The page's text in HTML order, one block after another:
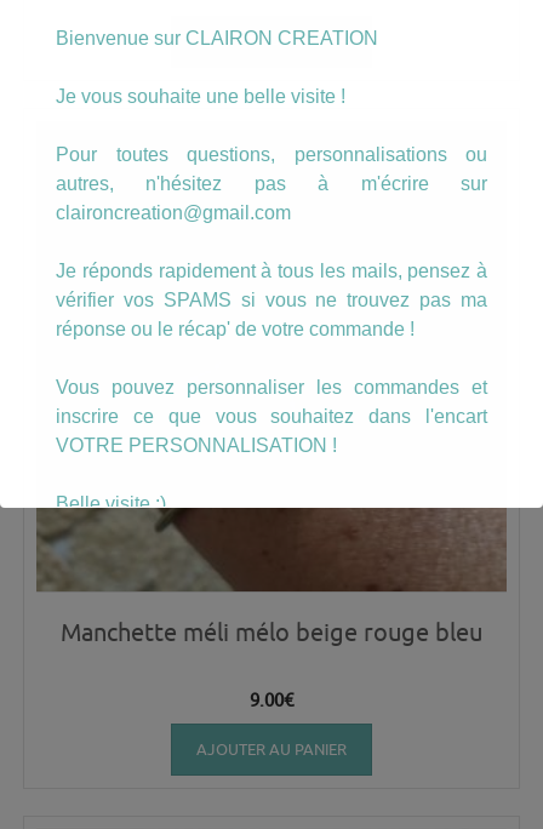
AJOUTER AU PANIER
Manchette méli mélo beige rouge bleu
9.00€
AJOUTER AU PANIER
Bienvenue sur CLAIRON CREATION
Je vous souhaite une belle visite !
Pour toutes questions, personnalisations ou
autres, n'hésitez pas à m'écrire sur
claironcreation@gmail.com
Je réponds rapidement à tous les mails, pensez à
vérifier vos SPAMS si vous ne trouvez pas ma
réponse ou le récap' de votre commande !
Vous pouvez personnaliser les commandes et
inscrire ce que vous souhaitez dans l'encart
VOTRE PERSONNALISATION !
Belle visite :)